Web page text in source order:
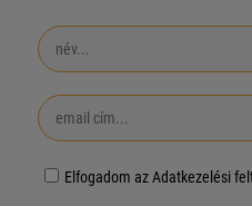
Elfogadom az Adatkezelési